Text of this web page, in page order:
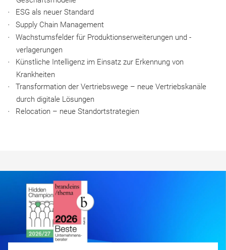
ESG als neuer Standard
Supply Chain Management
Wachstumsfelder für Produktionserweiterungen und -
verlagerungen
Künstliche Intelligenz im Einsatz zur Erkennung von
Krankheiten
Transformation der Vertriebswege – neue Vertriebskanäle
durch digitale Lösungen
Relocation – neue Standortstrategien